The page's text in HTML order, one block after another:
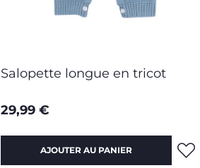
Salopette longue en tricot
29,99 €
AJOUTER AU PANIER